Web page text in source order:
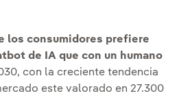
los consumidores prefiere
de IA que con un humano
con la creciente tendencia
este valorado en 27.300